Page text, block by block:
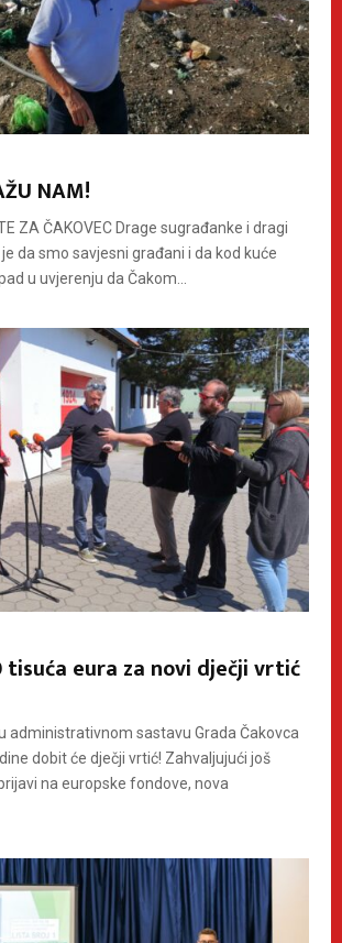
NAM!
ZA ČAKOVEC Drage sugrađanke i dragi
da smo savjesni građani i da kod kuće
u uvjerenju da Čakom...
eura za novi dječji vrtić
administrativnom sastavu Grada Čakovca
dobit će dječji vrtić! Zahvaljujući još
na europske fondove, nova